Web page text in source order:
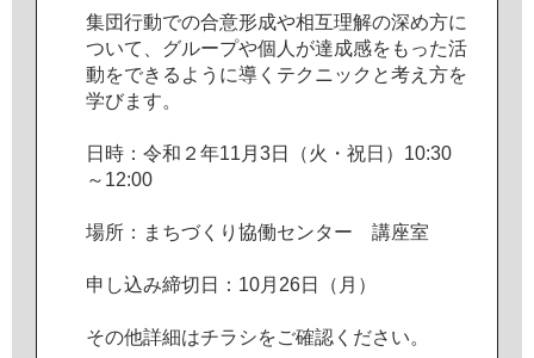
集団行動での合意形成や相互理解の深め方に
ついて グループや個 人 が達成感を も った活
動をでき る よ う に導 く テク ニ ッ ク と考え 方を
学びま す。
日 時 ： 令和 ２ 年11 月 3日 （火 ・ 祝日 ） 10:30
～ 12:00
場所 ： ま ちづく り 協働センター 講座室
申 し込み締切 日 ： 10月 26日 （ 月 ）
その他詳細はチラ シをご確認 く ださ い。